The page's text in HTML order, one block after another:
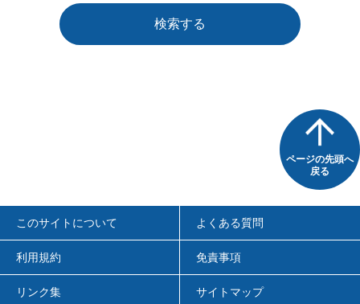
検索する
ページの先頭へ
戻る
このサイトについて よくある質問
利用規約 免責事項
リンク集 サイトマップ